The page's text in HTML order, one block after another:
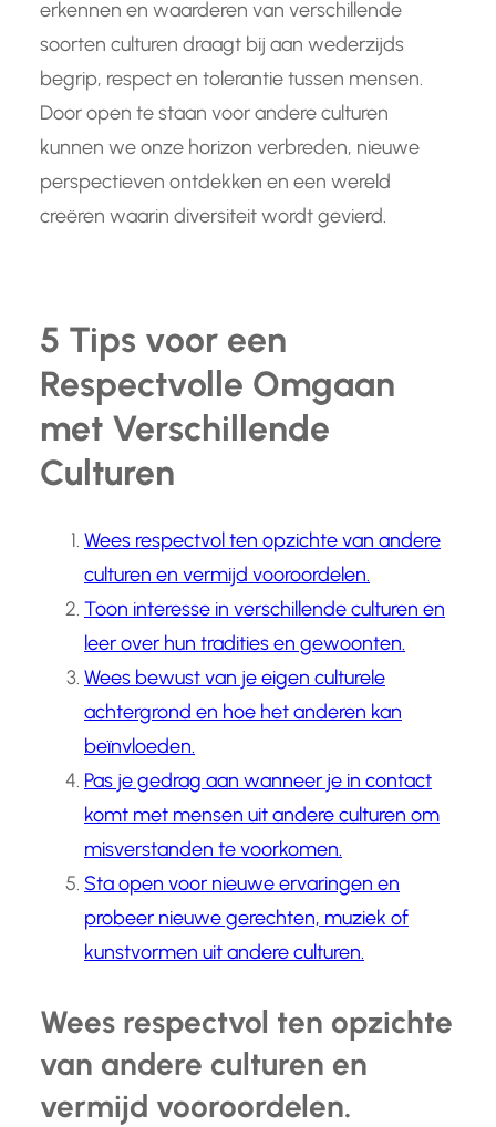
erkennen en waarderen van verschillende
soorten culturen draagt bij aan wederzijds
begrip, respect en tolerantie tussen mensen.
Door open te staan voor andere culturen
kunnen we onze horizon verbreden, nieuwe
perspectieven ontdekken en een wereld
creëren waarin diversiteit wordt gevierd.
5 Tips voor een
Respectvolle Omgaan
met Verschillende
Culturen
Wees respectvol ten opzichte van andere
culturen en vermijd vooroordelen.
Toon interesse in verschillende culturen en
leer over hun tradities en gewoonten.
Wees bewust van je eigen culturele
achtergrond en hoe het anderen kan
beïnvloeden.
Pas je gedrag aan wanneer je in contact
komt met mensen uit andere culturen om
misverstanden te voorkomen.
Sta open voor nieuwe ervaringen en
probeer nieuwe gerechten, muziek of
kunstvormen uit andere culturen.
Wees respectvol ten opzichte
van andere culturen en
vermijd vooroordelen.